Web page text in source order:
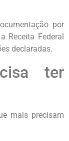
por
Receita Federal
declaradas.
ter
mais precisam